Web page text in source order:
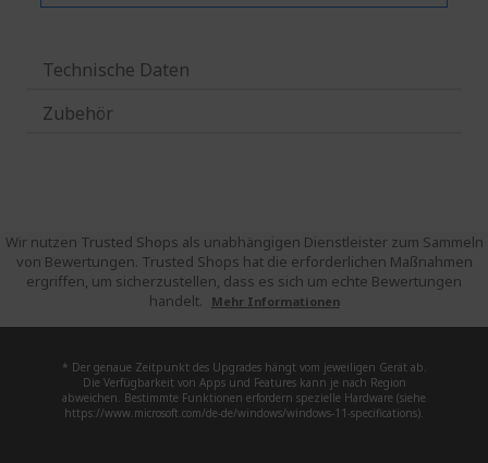
Technische Daten
Zubehör
Wir nutzen Trusted Shops als unabhängigen Dienstleister zum Sammeln
von Bewertungen. Trusted Shops hat die erforderlichen Maßnahmen
ergriffen, um sicherzustellen, dass es sich um echte Bewertungen
handelt.
Mehr Informationen
* Der genaue Zeitpunkt des Upgrades hängt vom jeweiligen Gerät ab.
Die Verfügbarkeit von Apps und Features kann je nach Region
abweichen. Bestimmte Funktionen erfordern spezielle Hardware (siehe
https://www.microsoft.com/de-de/windows/windows-11-specifications).